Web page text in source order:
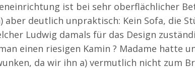
ist bei sehr oberflächlicher
aber deutlich unpraktisch: Kein Sofa, die
Ludwig damals für das Design
einen riesigen Kamin ? Madame hatte
da wir ihn a) vermutlich nicht zum